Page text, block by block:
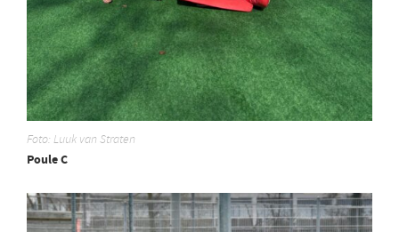
Foto: Luuk van Straten
Poule C